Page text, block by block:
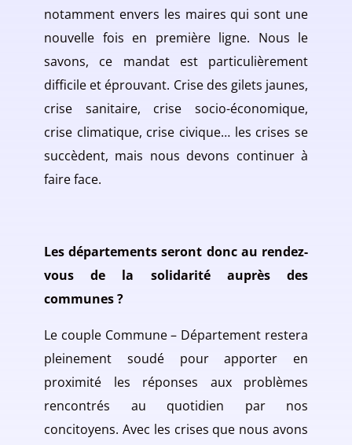
notamment envers les maires qui sont une
nouvelle fois en première ligne. Nous le
savons, ce mandat est particulièrement
difficile et éprouvant. Crise des gilets jaunes,
crise sanitaire, crise socio-économique,
crise climatique, crise civique… les crises se
succèdent, mais nous devons continuer à
faire face.
Les départements seront donc au rendez-
vous de la solidarité auprès des
communes ?
Le couple Commune – Département restera
pleinement soudé pour apporter en
proximité les réponses aux problèmes
rencontrés au quotidien par nos
concitoyens. Avec les crises que nous avons